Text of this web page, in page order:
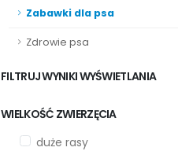
Zabawki dla psa
Zdrowie psa
FILTRUJ WYNIKI WYŚWIETLANIA
WIELKOŚĆ ZWIERZĘCIA
duże rasy